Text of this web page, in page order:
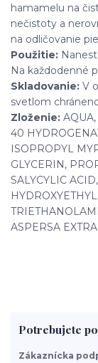
hamamelu na
nečistoty a
na odličovanie
Použitie:
Na každodenné
Skladovanie: V
svetlom
Zloženie:
40
ISOPROPYL
GLYCERIN,
SALYCYLIC
ASPERSA
Potrebujete
Zákaznícka